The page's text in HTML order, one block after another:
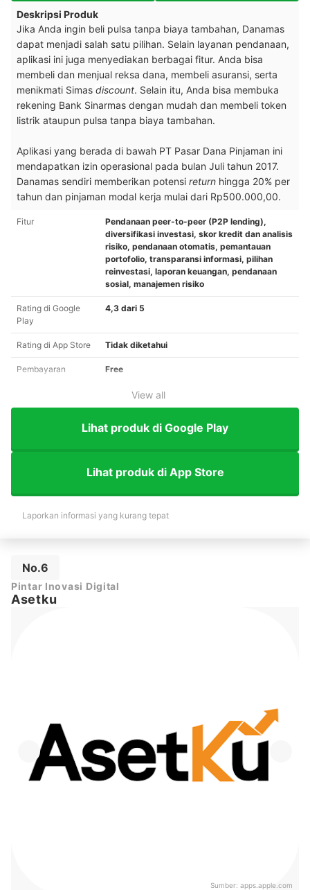
Deskripsi Produk
Jika Anda ingin beli pulsa tanpa biaya tambahan, Danamas
dapat menjadi salah satu pilihan. Selain layanan pendanaan,
aplikasi ini juga menyediakan berbagai fitur. Anda bisa
membeli dan menjual reksa dana, membeli asuransi, serta
menikmati Simas discount. Selain itu, Anda bisa membuka
rekening Bank Sinarmas dengan mudah dan membeli token
listrik ataupun pulsa tanpa biaya tambahan.
Aplikasi yang berada di bawah PT Pasar Dana Pinjaman ini
mendapatkan izin operasional pada bulan Juli tahun 2017.
Danamas sendiri memberikan potensi return hingga 20% per
tahun dan pinjaman modal kerja mulai dari Rp500.000,00.
Fitur
Pendanaan peer-to-peer (P2P lending),
diversifikasi investasi, skor kredit dan analisis
risiko, pendanaan otomatis, pemantauan
portofolio, transparansi informasi, pilihan
reinvestasi, laporan keuangan, pendanaan
sosial, manajemen risiko
Rating di Google
Play
4,3 dari 5
Rating di App Store Tidak diketahui
Pembayaran Free
View all
Lihat produk di Google Play
Lihat produk di App Store
Laporkan informasi yang kurang tepat
No.6
Pintar Inovasi Digital
Asetku
Sumber: apps.apple.com